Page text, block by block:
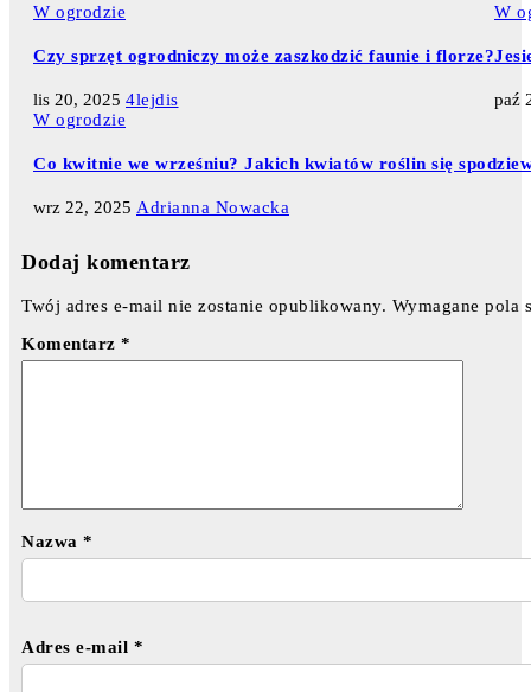
W ogrodzie
Czy sprzęt ogrodniczy może zaszkodzić faunie i florze?
lis 20, 2025 4lejdis
W
paź
W ogrodzie
Co kwitnie we wrześniu? Jakich kwiatów roślin się
wrz 22, 2025 Adrianna Nowacka
Dodaj komentarz
Twój adres e-mail nie zostanie opublikowany. Wymagane pola
Komentarz *
Nazwa *
Adres e-mail *